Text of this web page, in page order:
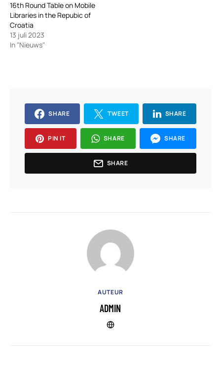
16th Round Table on Mobile
Libraries in the Repubic of
Croatia
13 juli 2023
In "Nieuws"
SHARE TWEET SHARE
PIN IT SHARE SHARE
SHARE
AUTEUR
ADMIN